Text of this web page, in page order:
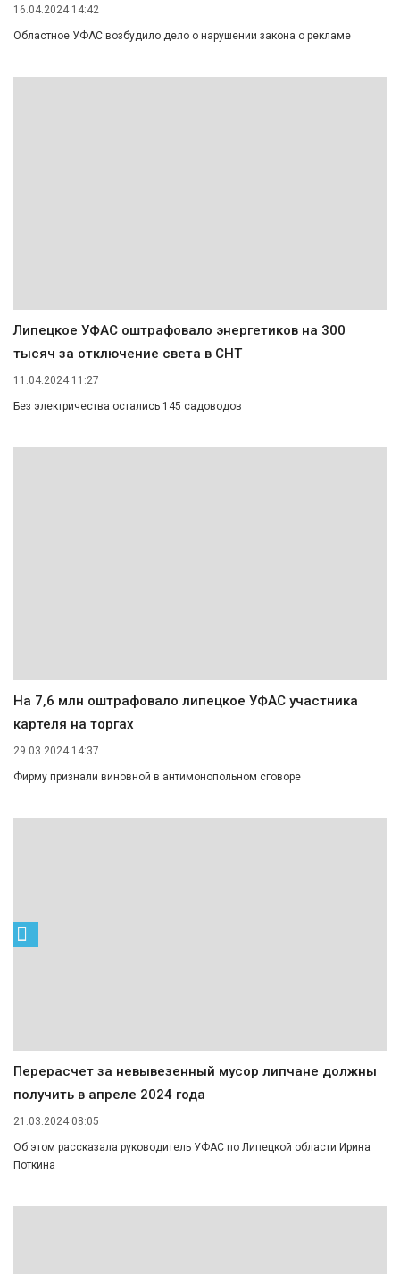
16.04.2024 14:42
Областное УФАС возбудило дело о нарушении закона о рекламе
Липецкое УФАС оштрафовало энергетиков на 300
тысяч за отключение света в СНТ
11.04.2024 11:27
Без электричества остались 145 садоводов
На 7,6 млн оштрафовало липецкое УФАС участника
картеля на торгах
29.03.2024 14:37
Фирму признали виновной в антимонопольном сговоре
Перерасчет за невывезенный мусор липчане должны
получить в апреле 2024 года
21.03.2024 08:05
Об этом рассказала руководитель УФАС по Липецкой области Ирина
Поткина